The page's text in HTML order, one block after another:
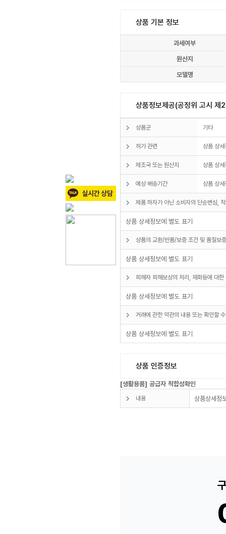
상품 기본 정보
과세여부
원산지
모델명
상품정보제공(공정위 고시
상품군 기타
허가 관련 상품 상
제조국 또는 원산지 상품 상
예상 배송기간 상품 상
제품 하자가 아닌 소비자의 단순변심,
상품 상세정보에 별도 표기
상품의 교환/반품/보증 조건 및 품질보
상품 상세정보에 별도 표기
피해자 피해보상의 처리, 재화등에 대
상품 상세정보에 별도 표기
거래에 관한 약관의 내용 또는 확인할
상품 상세정보에 별도 표기
상품 인증정보
[생활용품] 공급자 적합성확인
내용 상품상세정